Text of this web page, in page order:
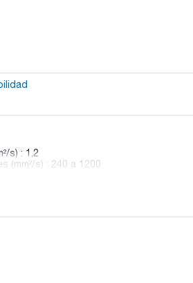
s) : 1,2
(mm²/s) : 240 a 1200
de la constante a 40ºC y 100ºC en la